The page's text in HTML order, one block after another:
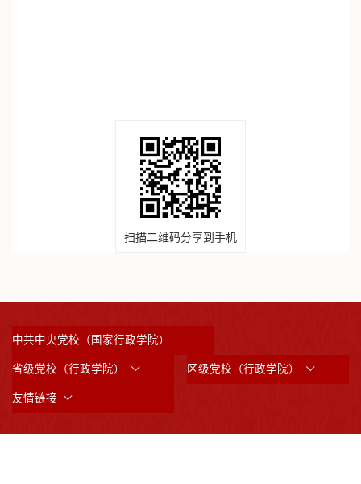
扫描二维码分享到手机
中共中央党校（国家行政学院）
省级党校（行政学院） 区级党校（行政学院）
友情链接